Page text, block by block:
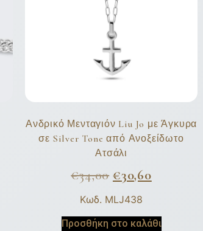
Ανδρικό Μενταγιόν Liu Jo με Άγκυρα
σε Silver Tone από Ανοξείδωτο
Ατσάλι
€34,00 €30,60
Κωδ. MLJ438
Προσθήκη στο καλάθι